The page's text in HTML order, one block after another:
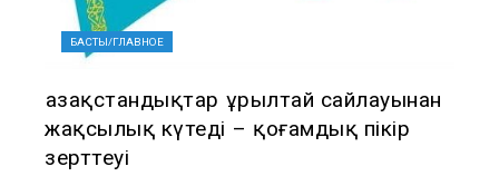
БАСТЫ/ГЛАВНОЕ
Қазақстандықтар Құрылтай сайлауынан
жақсылық күтеді – қоғамдық пікір
зерттеуі